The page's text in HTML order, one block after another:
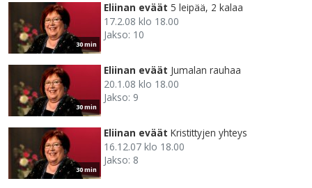
30 min
Eliinan eväät 5 leipää, 2 kalaa
17.2.08 klo 18.00
Jakso: 10
30 min
Eliinan eväät Jumalan rauhaa
20.1.08 klo 18.00
Jakso: 9
30 min
Eliinan eväät Kristittyjen yhteys
16.12.07 klo 18.00
Jakso: 8